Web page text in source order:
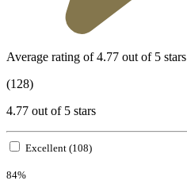
Average rating of 4.77 out of 5 stars
(128)
4.77 out of 5 stars
Excellent (108)
84%